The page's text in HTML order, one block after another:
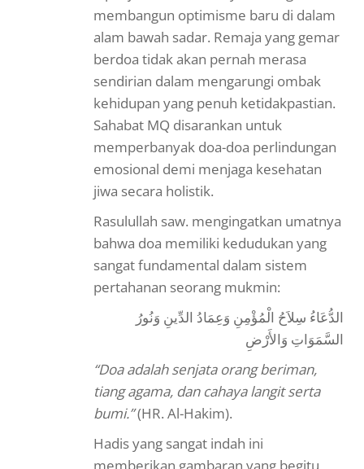
membangun optimisme baru di dalam
alam bawah sadar. Remaja yang gemar
berdoa tidak akan pernah merasa
sendirian dalam mengarungi ombak
kehidupan yang penuh ketidakpastian.
Sahabat MQ disarankan untuk
memperbanyak doa-doa perlindungan
emosional demi menjaga kesehatan
jiwa secara holistik.
Rasulullah saw. mengingatkan umatnya
bahwa doa memiliki kedudukan yang
sangat fundamental dalam sistem
pertahanan seorang mukmin:
الدُّعَاءُ سِلاَحُ الْمُؤْمِنِ وَعِمَادُ الدِّينِ وَنُورُ
السَّمَوَاتِ وَالأَرْضِ
“Doa adalah senjata orang beriman,
tiang agama, dan cahaya langit serta
bumi.”(HR. Al-Hakim).
Hadis yang sangat indah ini